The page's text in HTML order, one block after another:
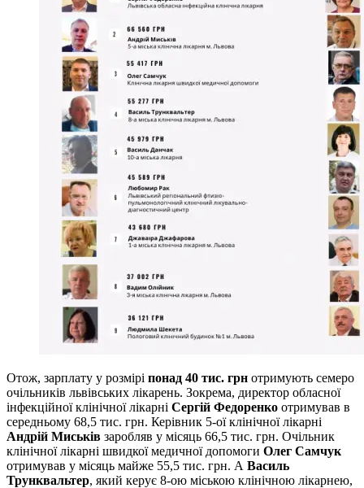
Отож, зарплату у розмірі понад 40 тис. грн отримують семеро
очільників львівських лікарень. Зокрема, директор обласної
інфекційної клінічної лікарні Сергій Федоренко отримував в
середньому 68,5 тис. грн. Керівник 5-ої клінічної лікарні
Андрій Миськів заробляв у місяць 66,5 тис. грн. Очільник
клінічної лікарні швидкої медичної допомоги Олег Самчук
отримував у місяць майже 55,5 тис. грн. А Василь
Трунквальтер, який керує 8-ою міською клінічною лікарнею,